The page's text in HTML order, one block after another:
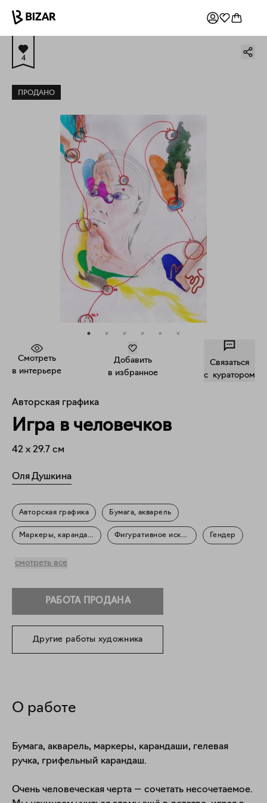
4
ПРОДАНО
Смотреть
в интерьере
Добавить
в избранное
Связаться
c куратором
Авторская графика
Игра в человечков
42 x 29.7 см
Оля Душкина
Авторская графика Бумага, акварель
Маркеры, карандаши Фигуративное искусство Гендер
смотреть все
РАБОТА ПРОДАНА
Другие работы художника
О работе
Бумага, акварель, маркеры, карандаши, гелевая
ручка, грифельный карандаш.
Очень человеческая черта — сочетать несочетаемое.